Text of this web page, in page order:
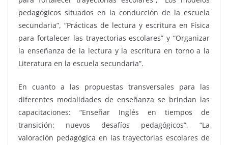
pedagógicos situados en la conducción de la escuela
secundaria”, “Prácticas de lectura y escritura en Física
para fortalecer las trayectorias escolares” y “Organizar
la enseñanza de la lectura y la escritura en torno a la
Literatura en la escuela secundaria”.
En cuanto a las propuestas transversales para las
diferentes modalidades de enseñanza se brindan las
capacitaciones: “Enseñar Inglés en tiempos de
transición: nuevos desafíos pedagógicos”, “La
valoración pedagógica en las trayectorias escolares de